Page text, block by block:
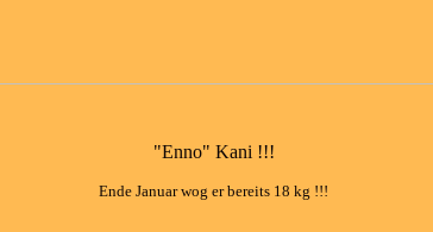
"Enno" Kani !!!
Ende Januar wog er bereits 18 kg !!!